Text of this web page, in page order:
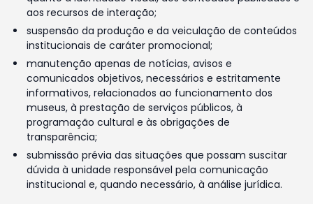
aos recursos de interação;
suspensão da produção e da veiculação de conteúdos
institucionais de caráter promocional;
manutenção apenas de notícias, avisos e
comunicados objetivos, necessários e estritamente
informativos, relacionados ao funcionamento dos
museus, à prestação de serviços públicos, à
programação cultural e às obrigações de
transparência;
submissão prévia das situações que possam suscitar
dúvida à unidade responsável pela comunicação
institucional e, quando necessário, à análise jurídica.